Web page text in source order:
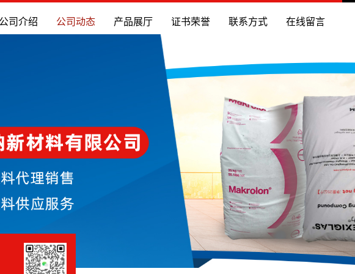
司介绍 公司动态 产品展厅 证书荣誉 联系方式 在线留言